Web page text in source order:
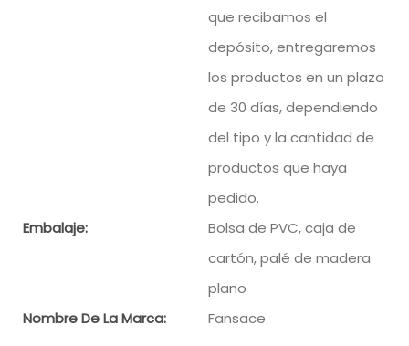
que recibamos el
depósito, entregaremos
los productos en un plazo
de 30 días, dependiendo
del tipo y la cantidad de
productos que haya
pedido.
Embalaje:
Bolsa de PVC, caja de
cartón, palé de madera
plano
Nombre De La Marca:
Fansace